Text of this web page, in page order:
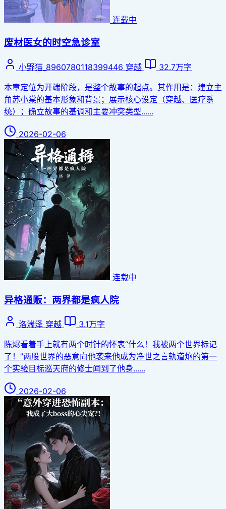
连载中
废材医女的时空急诊室
小野猫_8960780118399446 穿越
32.7万字
本章定位为开端阶段，是整个故事的起点。其作用是：建立主
角苏小棠的基本形象和背景；展示核心设定（穿越、医疗系
统）；确立故事的基调和主要冲突类型......
2026-02-06
连载中
异格通贩：两界都是疯人院
洛湍泽 穿越
3.1万字
陈烬看着手上就有两个时针的怀表“什么！我被两个世界标记
了！”两股世界的恶意向他袭来他成为净世之言轨道炮的第一
个实验目标巡天府的修士闻到了他身......
2026-02-06